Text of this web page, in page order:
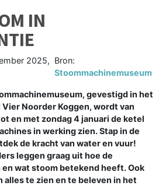
IN
2025, Bron:
Stoommachinemuseum
gevestigd in het
Noorder Koggen, wordt van
en met zondag 4 januari de ketel
in werking zien. Stap in de
de kracht van water en vuur!
leggen graag uit hoe de
wat stoom betekend heeft. Ook
alles te zien en te beleven in het